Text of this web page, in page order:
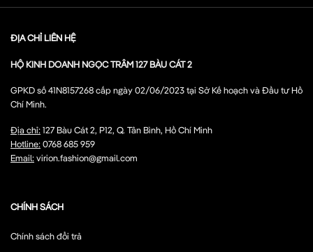
ĐỊA CHỈ LIÊN HỆ
HỘ KINH DOANH NGỌC TRÂM 127 BÀU CÁT 2
GPKD số 41N8157268 cấp ngày 02/06/2023 tại Sở Kế hoạch và Đầu tư Hồ
Chí Minh.
Địa chỉ:127 Bàu Cát 2, P12, Q. Tân Bình, Hồ Chí Minh
Hotline:0768 685 959
Email:virion.fashion@gmail.com
CHÍNH SÁCH
Chính sách đổi trả